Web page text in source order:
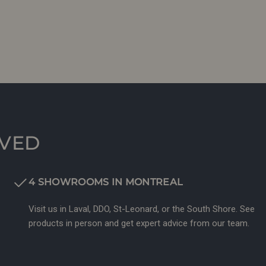
4 SHOWROOMS IN MONTREAL
Visit us in Laval, DDO, St-Leonard, or the South Shore. See
products in person and get expert advice from our team.